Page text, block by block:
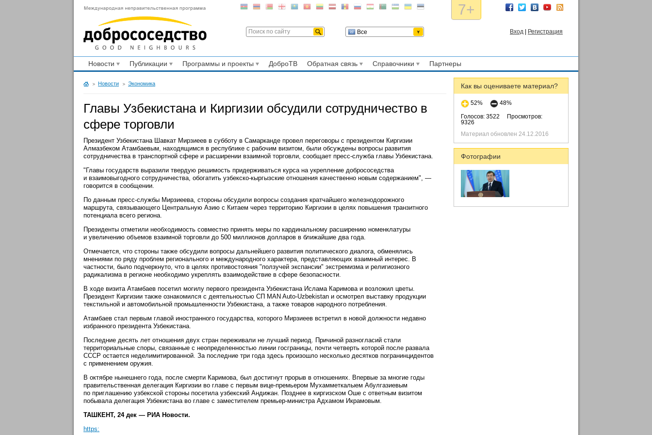
7+
Все Вход Регистрация
Новости Публикации Программы и проекты ДоброТВ Обратная связь Справочники Партнеры
Как вы оцениваете материал?
52%
48%
Голосов: 3522
Просмотров:
9326
Материал обновлен 24.12.2016
Фотографии
Новости Экономика
Главы Узбекистана и Киргизии обсудили сотрудничество в
сфере торговли
Президент Узбекистана Шавкат Мирзиеев в субботу в Самарканде провел переговоры с президентом Киргизии
Алмазбеком Атамбаевым, находящимся в республике с рабочим визитом, были обсуждены вопросы развития
сотрудничества в транспортной сфере и расширении взаимной торговли, сообщает пресс-служба главы Узбекистана.
"Главы государств выразили твердую решимость придерживаться курса на укрепление добрососедства
и взаимовыгодного сотрудничества, обогатить узбекско-кыргызские отношения качественно новым содержанием", —
говорится в сообщении.
По данным пресс-службы Мирзиеева, стороны обсудили вопросы создания кратчайшего железнодорожного
маршрута, связывающего Центральную Азию с Китаем через территорию Киргизии в целях повышения транзитного
потенциала всего региона.
Президенты отметили необходимость совместно принять меры по кардинальному расширению номенклатуры
и увеличению объемов взаимной торговли до 500 миллионов долларов в ближайшие два года.
Отмечается, что стороны также обсудили вопросы дальнейшего развития политического диалога, обменялись
мнениями по ряду проблем регионального и международного характера, представляющих взаимный интерес. В
частности, было подчеркнуто, что в целях противостояния "ползучей экспансии" экстремизма и религиозного
радикализма в регионе необходимо укреплять взаимодействие в сфере безопасности.
В ходе визита Атамбаев посетил могилу первого президента Узбекистана Ислама Каримова и возложил цветы.
Президент Киргизии также ознакомился с деятельностью СП MAN Auto-Uzbekistan и осмотрел выставку продукции
текстильной и автомобильной промышленности Узбекистана, а также товаров народного потребления.
Атамбаев стал первым главой иностранного государства, которого Мирзиеев встретил в новой должности недавно
избранного президента Узбекистана.
Последние десять лет отношения двух стран переживали не лучший период. Причиной разногласий стали
территориальные споры, связанные с неопределенностью линии госграницы, почти четверть которой после развала
СССР остается неделимитированной. За последние три года здесь произошло несколько десятков погранинцидентов
с применением оружия.
В октябре нынешнего года, после смерти Каримова, был достигнут прорыв в отношениях. Впервые за многие годы
правительственная делегация Киргизии во главе с первым вице-премьером Мухамметкалыем Абулгазиевым
по приглашению узбекской стороны посетила узбекский Андижан. Позднее в киргизском Оше с ответным визитом
побывала делегация Узбекистана во главе с заместителем премьер-министра Адхамом Икрамовым.
ТАШКЕНТ, 24 дек — РИА Новости.
https: